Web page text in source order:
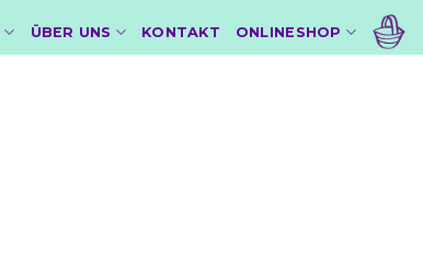
ÜBER UNS KONTAKT ONLINESHOP